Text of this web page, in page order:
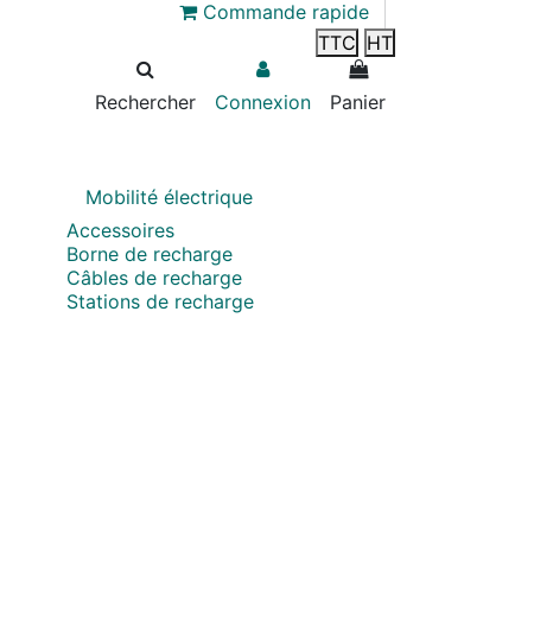
Commande rapide
TTC HT
Rechercher Connexion Panier
Mobilité électrique
Accessoires
Borne de recharge
Câbles de recharge
Stations de recharge